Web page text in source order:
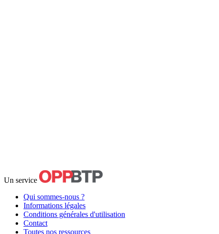
Un service
Qui sommes-nous ?
Informations légales
Conditions générales d'utilisation
Contact
Toutes nos ressources